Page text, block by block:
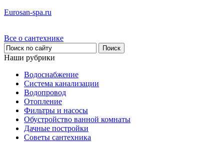
Eurosan-spa.ru
Все о сантехнике
Наши рубрики
Водоснабжение
Система канализации
Водопровод
Отопление
Фильтры и насосы
Обустройство ванной комнаты
Дачные постройки
Советы сантехника